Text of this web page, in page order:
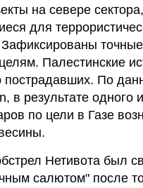
на севере сектора,
для
Зафиксированы точные
Палестинские
пострадавших. По
в результате одного
по цели в Газе
Нетивота был
салютом" после